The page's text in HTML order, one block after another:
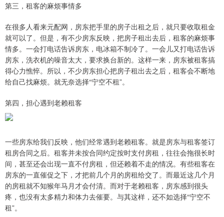
第三，租客的麻烦事情多
在很多人看来元配网，房东把手里的房子出租之后，就只要收取租金
就可以了。但是，有不少房东反映，把房子租出去后，租客的麻烦事
情多。一会打电话告诉房东，电冰箱不制冷了。一会儿又打电话告诉
房东，洗衣机的噪音太大，要求换台新的。这样一来，房东被租客搞
得心力憔悴。所以，不少房东担心把房子租出去之后，租客会不断地
给自己找麻烦。就无奈选择“宁空不租”。
第四，担心遇到老赖租客
一些房东给我们反映，他们经常遇到老赖租客。就是房东与租客签订
租房合同之后。租客并未按合同约定按时支付房租，往往会拖很长时
间，甚至还会出现一直不付房租，但还赖着不走的情况。有些租客在
房东的一直催促之下，才把前几个月的房租给交了。而最近这几个月
的房租就不知猴年马月才会付清。而对于老赖租客，房东感到很头
疼，也没有太多精力和体力去催要。与其这样，还不如选择“宁空不
租”。